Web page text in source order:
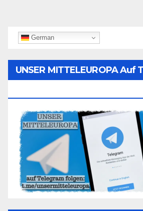
German
UNSER MITTELEUROPA Auf